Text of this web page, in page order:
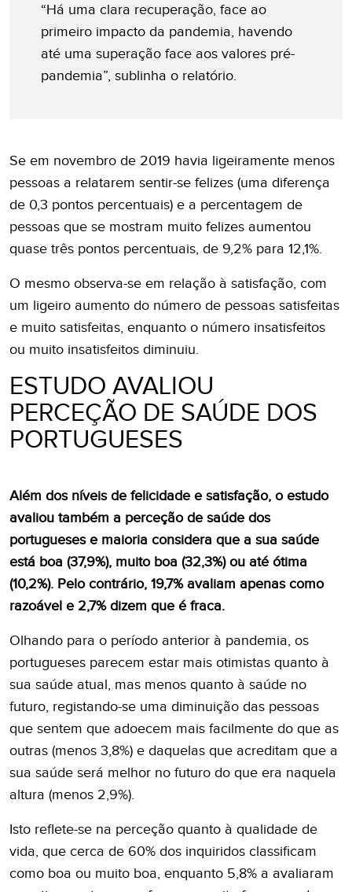
“Há uma clara recuperação, face ao
primeiro impacto da pandemia, havendo
até uma superação face aos valores pré-
pandemia”, sublinha o relatório.
Se em novembro de 2019 havia ligeiramente menos
pessoas a relatarem sentir-se felizes (uma diferença
de 0,3 pontos percentuais) e a percentagem de
pessoas que se mostram muito felizes aumentou
quase três pontos percentuais, de 9,2% para 12,1%.
O mesmo observa-se em relação à satisfação, com
um ligeiro aumento do número de pessoas satisfeitas
e muito satisfeitas, enquanto o número insatisfeitos
ou muito insatisfeitos diminuiu.
ESTUDO AVALIOU
PERCEÇÃO DE SAÚDE DOS
PORTUGUESES
Além dos níveis de felicidade e satisfação, o estudo
avaliou também a perceção de saúde dos
portugueses e maioria considera que a sua saúde
está boa (37,9%), muito boa (32,3%) ou até ótima
(10,2%). Pelo contrário, 19,7% avaliam apenas como
razoável e 2,7% dizem que é fraca.
Olhando para o período anterior à pandemia, os
portugueses parecem estar mais otimistas quanto à
sua saúde atual, mas menos quanto à saúde no
futuro, registando-se uma diminuição das pessoas
que sentem que adoecem mais facilmente do que as
outras (menos 3,8%) e daquelas que acreditam que a
sua saúde será melhor no futuro do que era naquela
altura (menos 2,9%).
Isto reflete-se na perceção quanto à qualidade de
vida, que cerca de 60% dos inquiridos classificam
como boa ou muito boa, enquanto 5,8% a avaliaram